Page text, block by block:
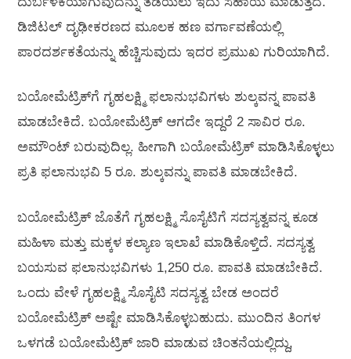
ಡಿಜಿಟಲ್ ದೃಢೀಕರಣದ ಮೂಲಕ ಹಣ ವರ್ಗಾವಣೆಯಲ್ಲಿ
ಪಾರದರ್ಶಕತೆಯನ್ನು ಹೆಚ್ಚಿಸುವುದು ಇದರ ಪ್ರಮುಖ ಗುರಿಯಾಗಿದೆ.
ಬಯೋಮೆಟ್ರಿಕ್‍ಗೆ ಗೃಹಲಕ್ಷ್ಮಿ ಫಲಾನುಭವಿಗಳು ಶುಲ್ಕವನ್ನ ಪಾವತಿ
ಮಾಡಬೇಕಿದೆ. ಬಯೋಮೆಟ್ರಿಕ್ ಆಗದೇ ಇದ್ದರೆ 2 ಸಾವಿರ ರೂ.
ಅಮೌಂಟ್ ಬರುವುದಿಲ್ಲ. ಹೀಗಾಗಿ ಬಯೋಮೆಟ್ರಿಕ್ ಮಾಡಿಸಿಕೊಳ್ಳಲು
ಪ್ರತಿ ಫಲಾನುಭವಿ 5 ರೂ. ಶುಲ್ಕವನ್ನು ಪಾವತಿ ಮಾಡಬೇಕಿದೆ.
ಬಯೋಮೆಟ್ರಿಕ್ ಜೊತೆಗೆ ಗೃಹಲಕ್ಷ್ಮಿ ಸೊಸೈಟಿಗೆ ಸದಸ್ಯತ್ವವನ್ನ ಕೂಡ
ಮಹಿಳಾ ಮತ್ತು ಮಕ್ಕಳ ಕಲ್ಯಾಣ ಇಲಾಖೆ ಮಾಡಿಕೊಳ್ತಿದೆ. ಸದಸ್ಯತ್ವ
ಬಯಸುವ ಫಲಾನುಭವಿಗಳು 1,250 ರೂ. ಪಾವತಿ ಮಾಡಬೇಕಿದೆ.
ಒಂದು ವೇಳೆ ಗೃಹಲಕ್ಷ್ಮಿ ಸೊಸೈಟಿ ಸದಸ್ಯತ್ವ ಬೇಡ ಅಂದರೆ
ಬಯೋಮೆಟ್ರಿಕ್ ಅಷ್ಟೇ ಮಾಡಿಸಿಕೊಳ್ಳಬಹುದು. ಮುಂದಿನ ತಿಂಗಳ
ಒಳಗಡೆ ಬಯೋಮೆಟ್ರಿಕ್ ಜಾರಿ ಮಾಡುವ ಚಿಂತನೆಯಲ್ಲಿದ್ದು,